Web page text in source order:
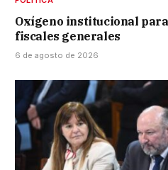
Oxígeno institucional
fiscales generales
6 de agosto de 2026